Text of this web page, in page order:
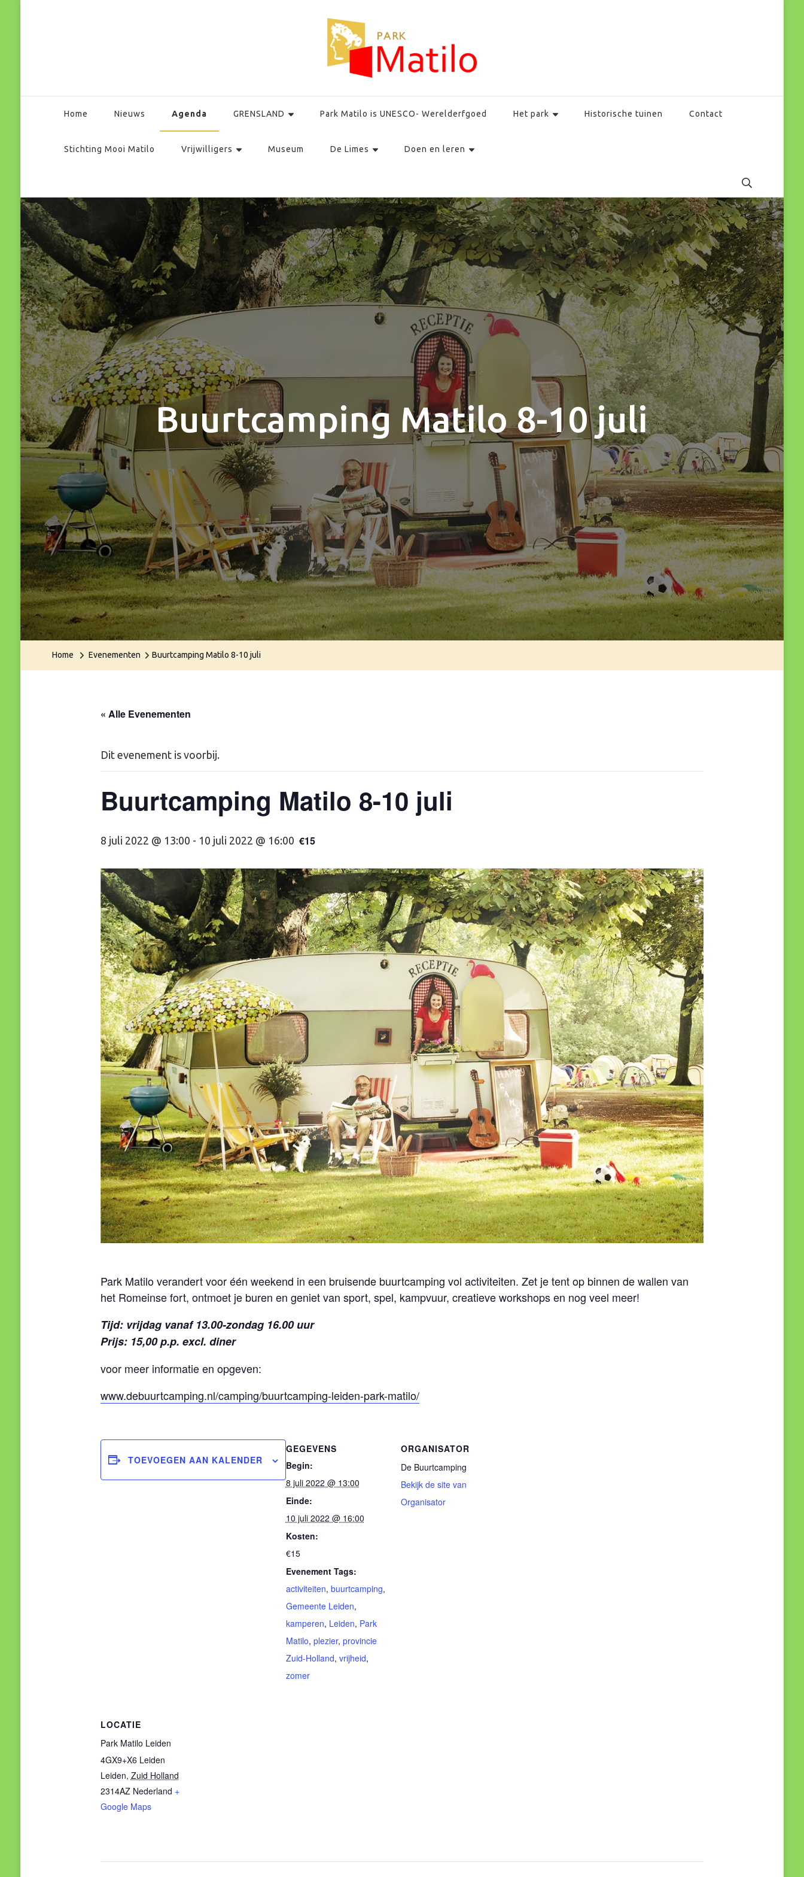
Home Nieuws Agenda GRENSLAND Park Matilo is UNESCO- Werelderfgoed Het park Historische tuinen Contact
Stichting Mooi Matilo Vrijwilligers Museum De Limes Doen en leren
Buurtcamping Matilo 8-10 juli
Home Evenementen Buurtcamping Matilo 8-10 juli
« Alle Evenementen
Dit evenement is voorbij.
Buurtcamping Matilo 8-10 juli
8 juli 2022 @ 13:00 - 10 juli 2022 @ 16:00 €15
Park Matilo verandert voor één weekend in een bruisende buurtcamping vol activiteiten. Zet je tent op binnen de wallen van
het Romeinse fort, ontmoet je buren en geniet van sport, spel, kampvuur, creatieve workshops en nog veel meer!
Tijd: vrijdag vanaf 13.00-zondag 16.00 uur
Prijs: 15,00 p.p. excl. diner
voor meer informatie en opgeven:
www.debuurtcamping.nl/camping/buurtcamping-leiden-park-matilo/
TOEVOEGEN AAN KALENDER
GEGEVENS
Begin:
8 juli 2022 @ 13:00
Einde:
10 juli 2022 @ 16:00
Kosten:
€15
Evenement Tags:
activiteiten, buurtcamping,
Gemeente Leiden,
kamperen, Leiden, Park
Matilo, plezier, provincie
Zuid-Holland, vrijheid,
zomer
ORGANISATOR
De Buurtcamping
Bekijk de site van
Organisator
LOCATIE
Park Matilo Leiden
4GX9+X6 Leiden
Leiden, Zuid Holland
2314AZ Nederland +
Google Maps